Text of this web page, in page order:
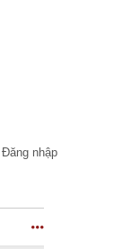
Đăng nhập